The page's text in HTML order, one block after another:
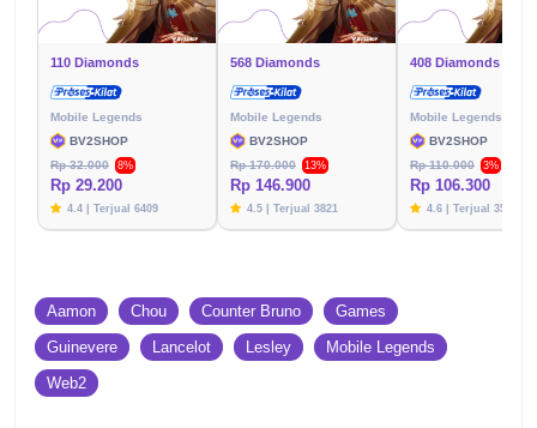
110 Diamonds
Mobile Legends
BV2SHOP
Rp 32.000
8%
Rp 29.200
4.4 | Terjual 6409
568 Diamonds
Mobile Legends
BV2SHOP
Rp 170.000
13%
Rp 146.900
4.5 | Terjual 3821
408 Diamonds
Mobile Legends
BV2SHOP
Rp 110.000
3%
Rp 106.300
4.6 | Terjual 3576
Aamon Chou Counter Bruno
Games
Guinevere
Lancelot Lesley
Mobile Legends
Web2